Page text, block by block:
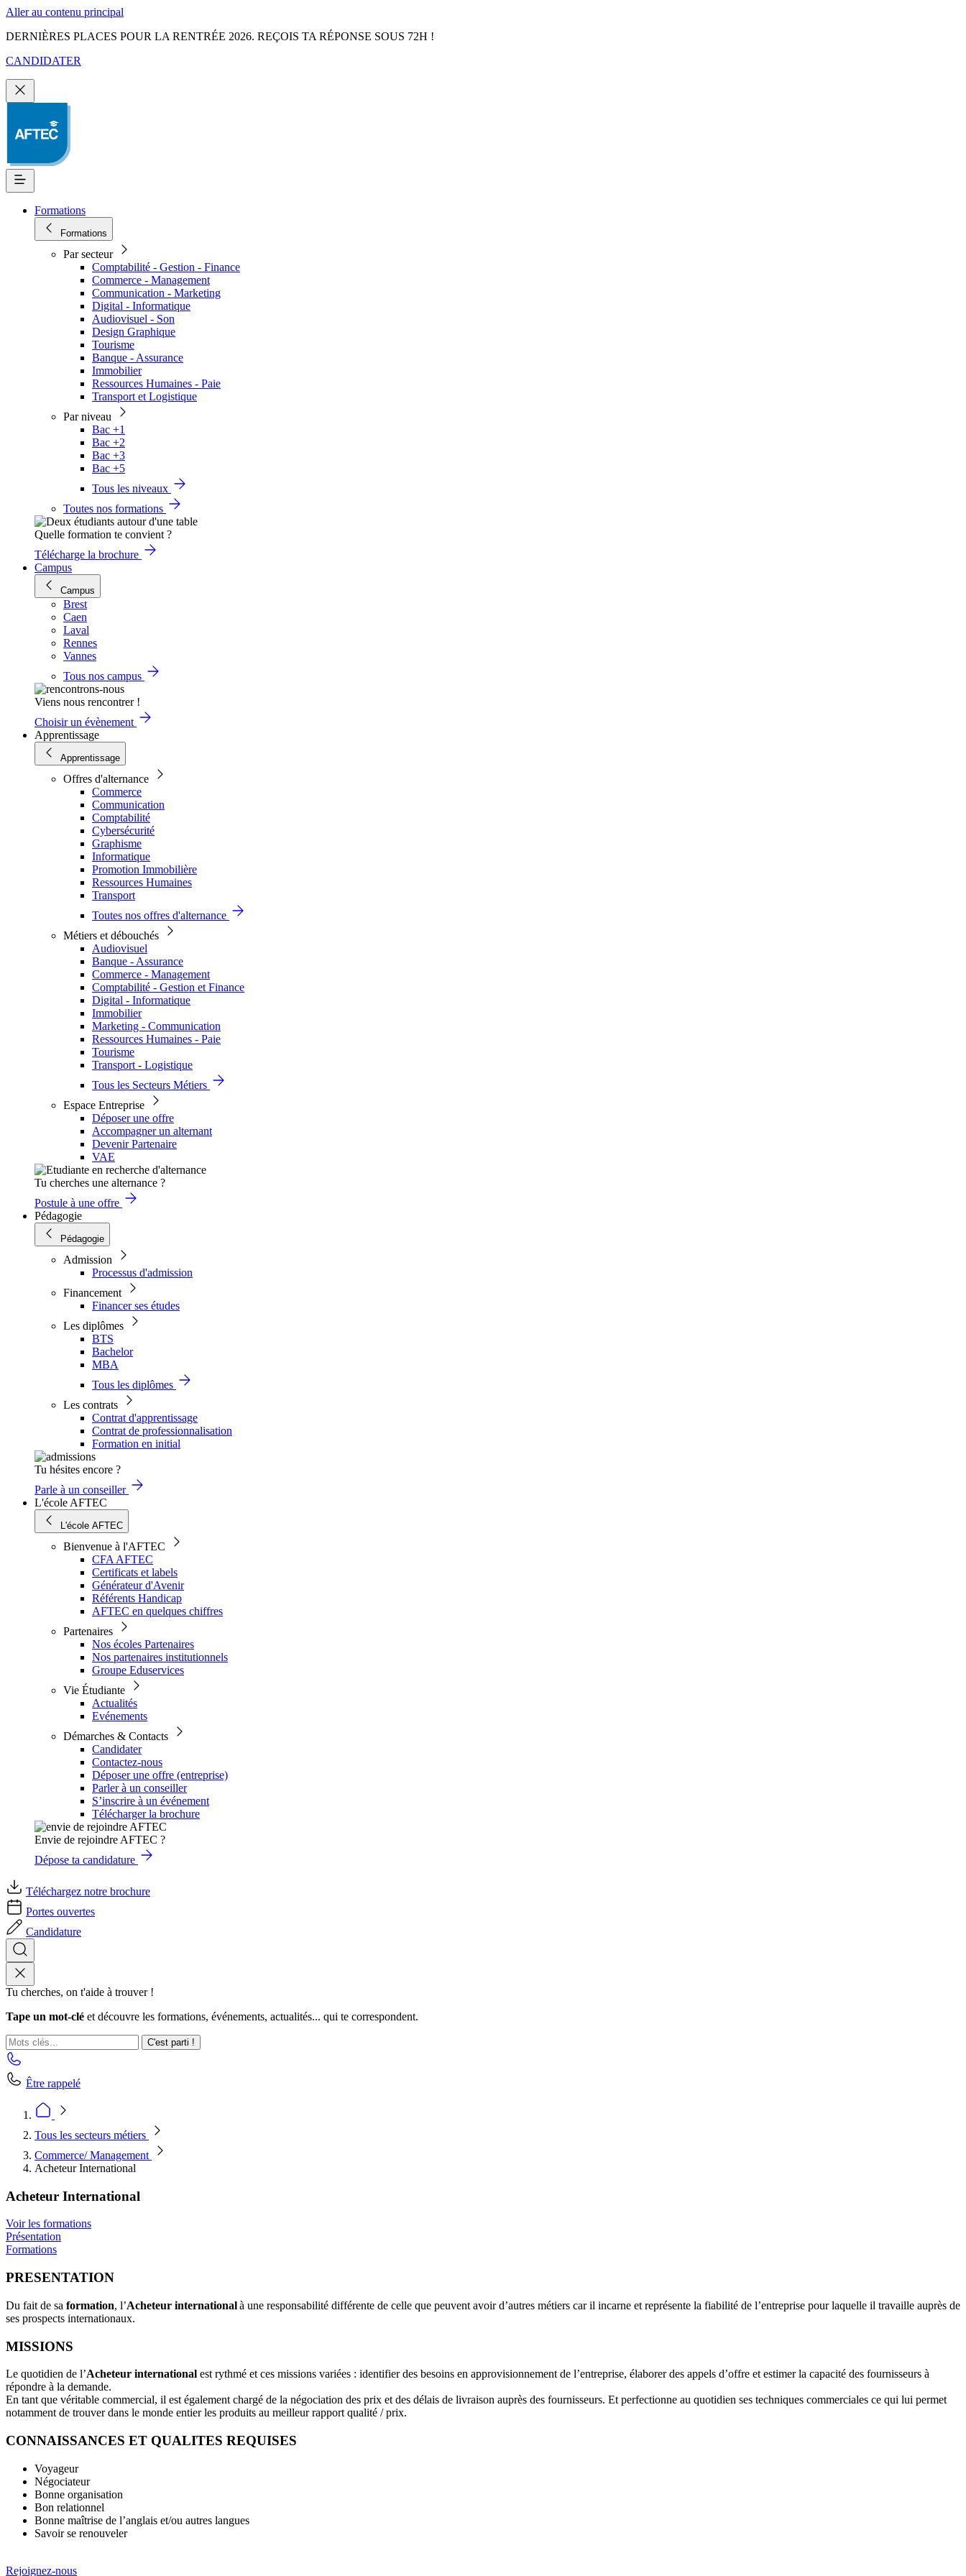
Aller au contenu principal
DERNIÈRES PLACES POUR LA RENTRÉE 2026. REÇOIS TA RÉPONSE SOUS 72H !
CANDIDATER
Formations
Formations
Par secteur
Comptabilité - Gestion - Finance
Commerce - Management
Communication - Marketing
Digital - Informatique
Audiovisuel - Son
Design Graphique
Tourisme
Banque - Assurance
Immobilier
Ressources Humaines - Paie
Transport et Logistique
Par niveau
Bac +1
Bac +2
Bac +3
Bac +5
Tous les niveaux
Toutes nos formations
Quelle formation te convient ?
Télécharge la brochure
Campus
Campus
Brest
Caen
Laval
Rennes
Vannes
Tous nos campus
Viens nous rencontrer !
Choisir un évènement
Apprentissage
Apprentissage
Offres d'alternance
Commerce
Communication
Comptabilité
Cybersécurité
Graphisme
Informatique
Promotion Immobilière
Ressources Humaines
Transport
Toutes nos offres d'alternance
Métiers et débouchés
Audiovisuel
Banque - Assurance
Commerce - Management
Comptabilité - Gestion et Finance
Digital - Informatique
Immobilier
Marketing - Communication
Ressources Humaines - Paie
Tourisme
Transport - Logistique
Tous les Secteurs Métiers
Espace Entreprise
Déposer une offre
Accompagner un alternant
Devenir Partenaire
VAE
Tu cherches une alternance ?
Postule à une offre
Pédagogie
Pédagogie
Admission
Processus d'admission
Financement
Financer ses études
Les diplômes
BTS
Bachelor
MBA
Tous les diplômes
Les contrats
Contrat d'apprentissage
Contrat de professionnalisation
Formation en initial
Tu hésites encore ?
Parle à un conseiller
L'école AFTEC
L'école AFTEC
Bienvenue à l'AFTEC
CFA AFTEC
Certificats et labels
Générateur d'Avenir
Référents Handicap
AFTEC en quelques chiffres
Partenaires
Nos écoles Partenaires
Nos partenaires institutionnels
Groupe Eduservices
Vie Étudiante
Actualités
Evénements
Démarches & Contacts
Candidater
Contactez-nous
Déposer une offre (entreprise)
Parler à un conseiller
S’inscrire à un événement
Télécharger la brochure
Envie de rejoindre AFTEC ?
Dépose ta candidature
Téléchargez notre brochure
Portes ouvertes
Candidature
Tu cherches, on t'aide à trouver !
Tape un mot-clé et découvre les formations, événements, actualités... qui te correspondent.
C'est parti !
Être rappelé
Tous les secteurs métiers
Commerce/ Management
Acheteur International
Acheteur International
Voir les formations
Présentation
Formations
PRESENTATION
Du fait de sa formation, l’Acheteur internationalà une responsabilité différente de celle que peuvent avoir d’autres métiers car il incarne et représente la fiabilité de l’entreprise pour laquelle il travaille auprès de
ses prospects internationaux.
MISSIONS
Le quotidien de l’Acheteur international est rythmé et ces missions variées : identifier des besoins en approvisionnement de l’entreprise, élaborer des appels d’offre et estimer la capacité des fournisseurs à
répondre à la demande.
En tant que véritable commercial, il est également chargé de la négociation des prix et des délais de livraison auprès des fournisseurs. Et perfectionne au quotidien ses techniques commerciales ce qui lui permet
notamment de trouver dans le monde entier les produits au meilleur rapport qualité / prix.
CONNAISSANCES ET QUALITES REQUISES
Voyageur
Négociateur
Bonne organisation
Bon relationnel
Bonne maîtrise de l’anglais et/ou autres langues
Savoir se renouveler
Rejoignez-nous